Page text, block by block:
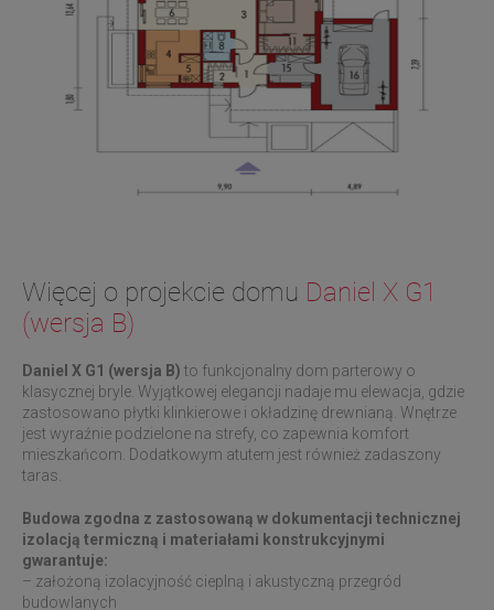
Więcej o projekcie domu Daniel X G1
(wersja B)
Daniel X G1 (wersja B) to funkcjonalny dom parterowy o
klasycznej bryle. Wyjątkowej elegancji nadaje mu elewacja, gdzie
zastosowano płytki klinkierowe i okładzinę drewnianą. Wnętrze
jest wyraźnie podzielone na strefy, co zapewnia komfort
mieszkańcom. Dodatkowym atutem jest również zadaszony
taras.
Budowa zgodna z zastosowaną w dokumentacji technicznej
izolacją termiczną i materiałami konstrukcyjnymi
gwarantuje:
– założoną izolacyjność cieplną i akustyczną przegród
budowlanych